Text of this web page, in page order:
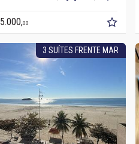
00
3 SUÍTES FRENTE MAR